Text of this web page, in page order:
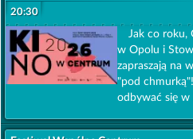
20:30
Jak co roku,
w Opolu i
zapraszają na
"pod
odbywać się w